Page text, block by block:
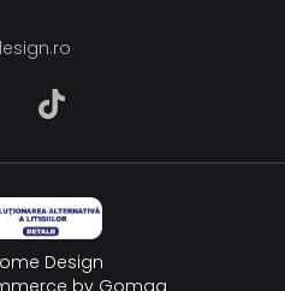
Design